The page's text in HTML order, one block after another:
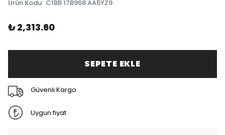
Ürün Kodu: C1BB 17B968 AA5YZ9
₺ 2,313.60
SEPETE EKLE
Güvenli Kargo
Uygun fiyat